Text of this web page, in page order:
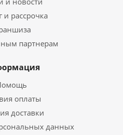
и рассрочка
партнерам
оплаты
доставки
данных